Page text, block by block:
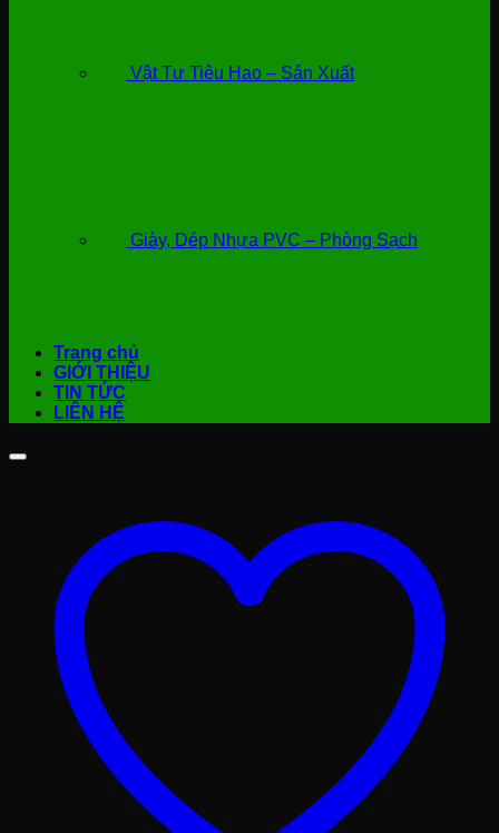
Vật Tư Tiêu Hao – Sản Xuất
Giày, Dép Nhựa PVC – Phòng Sạch
Trang chủ
GIỚI THIỆU
TIN TỨC
LIÊN HỆ